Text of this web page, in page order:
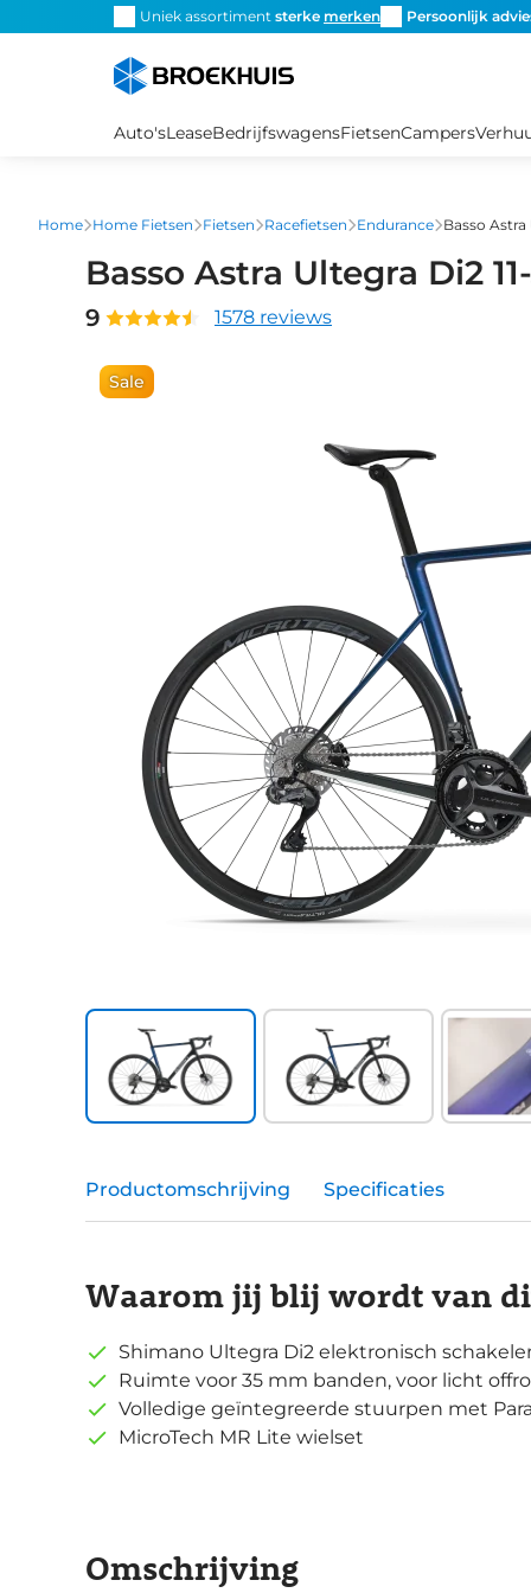
Uniek assortiment sterke merken Persoonlijk
Auto'sLeaseBedrijfswagensFietsenCampers
Home Home Fietsen Fietsen Racefietsen Endurance Basso Astra
Basso Astra Ultegra Di2
9 1578 reviews
Sale
Productomschrijving Specificaties
Waarom jij blij wordt van
Shimano Ultegra Di2 elektronisch
Ruimte voor 35 mm banden, voor licht
Volledige geïntegreerde stuurpen met
MicroTech MR Lite wielset
Omschrijving